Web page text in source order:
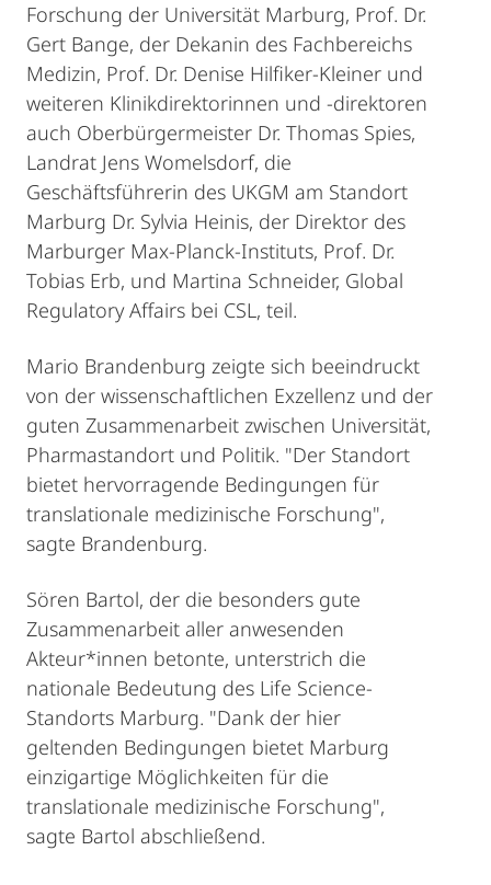
Forschung der Universität Marburg, Prof. Dr.
Gert Bange, der Dekanin des Fachbereichs
Medizin, Prof. Dr. Denise Hilfiker-Kleiner und
weiteren Klinikdirektorinnen und -direktoren
auch Oberbürgermeister Dr. Thomas Spies,
Landrat Jens Womelsdorf, die
Geschäftsführerin des UKGM am Standort
Marburg Dr. Sylvia Heinis, der Direktor des
Marburger Max-Planck-Instituts, Prof. Dr.
Tobias Erb, und Martina Schneider, Global
Regulatory Affairs bei CSL, teil.
Mario Brandenburg zeigte sich beeindruckt
von der wissenschaftlichen Exzellenz und der
guten Zusammenarbeit zwischen Universität,
Pharmastandort und Politik. "Der Standort
bietet hervorragende Bedingungen für
translationale medizinische Forschung",
sagte Brandenburg.
Sören Bartol, der die besonders gute
Zusammenarbeit aller anwesenden
Akteur*innen betonte, unterstrich die
nationale Bedeutung des Life Science-
Standorts Marburg. "Dank der hier
geltenden Bedingungen bietet Marburg
einzigartige Möglichkeiten für die
translationale medizinische Forschung",
sagte Bartol abschließend.